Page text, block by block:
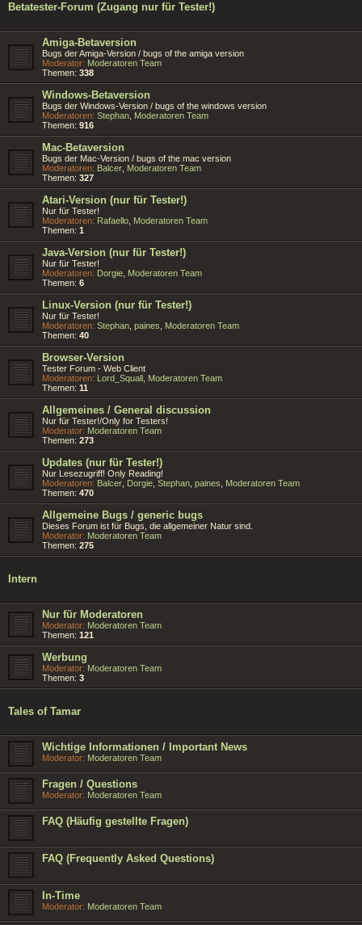
Betatester-Forum (Zugang nur für Tester!)
Amiga-Betaversion
Bugs der Amiga-Version / bugs of the amiga version
Moderator: Moderatoren Team
Themen: 338
Windows-Betaversion
Bugs der Windows-Version / bugs of the windows version
Moderatoren: Stephan Moderatoren Team
Themen: 916
Mac-Betaversion
Bugs der Mac-Version / bugs of the mac version
Moderatoren: Balcer Moderatoren Team
Themen: 327
Atari-Version (nur für Tester!)
Nur für Tester!
Moderatoren: Rafaello Moderatoren Team
Themen: 1
Java-Version (nur für Tester!)
Nur für Tester!
Moderatoren: Dorgie Moderatoren Team
Themen: 6
Linux-Version (nur für Tester!)
Nur für Tester!
Moderatoren: Stephan paines
Moderatoren Team
Themen: 40
Browser-Version
Tester Forum - Web Client
Moderatoren: Lord_Squall Moderatoren Team
Themen: 11
Allgemeines / General discussion
Nur für Tester!/Only for Testers!
Moderator: Moderatoren Team
Themen: 273
Updates (nur für Tester!)
Nur Lesezugriff! Only Reading!
Moderatoren: Balcer Dorgie Stephan paines
Moderatoren Team
Themen: 470
Allgemeine Bugs / generic bugs
Dieses Forum ist für Bugs, die allgemeiner Natur sind.
Moderator: Moderatoren Team
Themen: 275
Intern
Nur für Moderatoren
Moderator: Moderatoren Team
Themen: 121
Werbung
Moderator: Moderatoren Team
Themen: 3
Tales of Tamar
Wichtige Informationen / Important News
Moderator: Moderatoren Team
Fragen / Questions
Moderator: Moderatoren Team
FAQ (Häufig gestellte Fragen)
FAQ (Frequently Asked Questions)
In-Time
Moderator: Moderatoren Team